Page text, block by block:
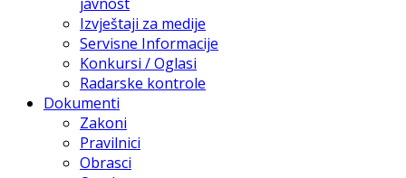
Izvještaji za medije
Servisne Informacije
Konkursi / Oglasi
Radarske kontrole
Dokumenti
Zakoni
Pravilnici
Obrasci